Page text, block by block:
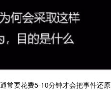
常要花费5-10分钟才会把事件还原